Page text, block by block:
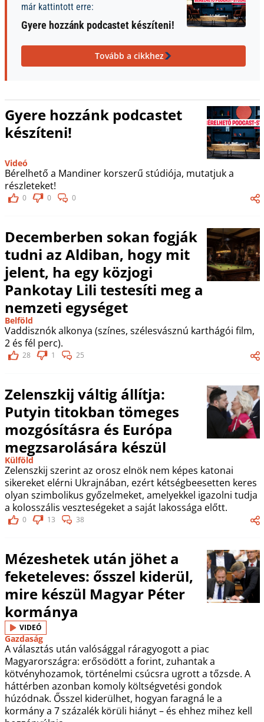
már kattintott erre:
Gyere hozzánk podcastet készíteni!
Tovább a cikkhez
Gyere hozzánk podcastet
készíteni!
Videó
Bérelhető a Mandiner korszerű stúdiója, mutatjuk a
részleteket!
0 0 0
Decemberben sokan fogják
tudni az Aldiban, hogy mit
jelent, ha egy közjogi
Pankotay Lili testesíti meg a
nemzeti egységet
Belföld
Vaddisznók alkonya (színes, szélesvásznú karthágói film,
2 és fél perc).
28 1 25
Zelenszkij váltig állítja:
Putyin titokban tömeges
mozgósításra és Európa
megzsarolására készül
Külföld
Zelenszkij szerint az orosz elnök nem képes katonai
sikereket elérni Ukrajnában, ezért kétségbeesetten keres
olyan szimbolikus győzelmeket, amelyekkel igazolni tudja
a kolosszális veszteségeket a saját lakossága előtt.
0 13 38
Mézeshetek után jöhet a
feketeleves: ősszel kiderül,
mire készül Magyar Péter
kormánya
VIDEÓ
Gazdaság
A választás után valósággal ráragyogott a piac
Magyarországra: erősödött a forint, zuhantak a
kötvényhozamok, történelmi csúcsra ugrott a tőzsde. A
háttérben azonban komoly költségvetési gondok
húzódnak. Ősszel kiderülhet, hogyan faragná le a
kormány a 7 százalék körüli hiányt – és ehhez mihez kell